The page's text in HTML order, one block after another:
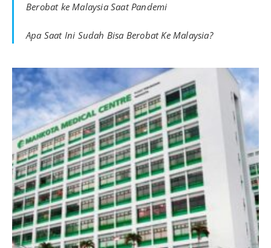
Berobat ke Malaysia Saat Pandemi
Apa Saat Ini Sudah Bisa Berobat Ke Malaysia?